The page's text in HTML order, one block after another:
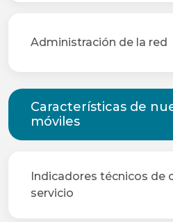
Administración de la red
Características de
móviles
Indicadores técnicos de
servicio